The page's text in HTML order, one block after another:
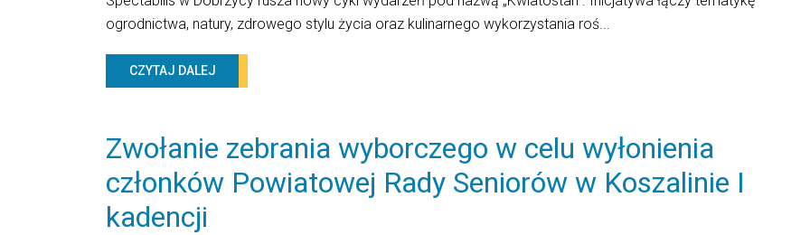
ogrodnictwa, natury, zdrowego stylu życia oraz kulinarnego wykorzystania roś...
CZYTAJ DALEJ
Zwołanie zebrania wyborczego w celu wyłonienia
członków Powiatowej Rady Seniorów w Koszalinie I
kadencji